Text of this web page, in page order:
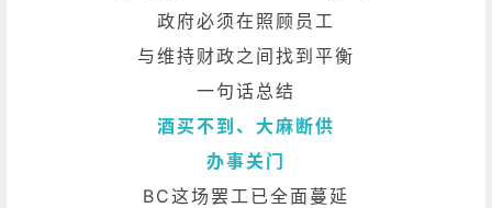
政府必须在照顾员工
与维持财政之间找到平衡
一句话总结
酒买不到、大麻断供
办事关门
BC这场罢工已全面蔓延